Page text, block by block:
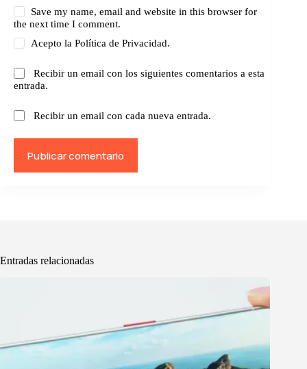
Save my name, email and website in this browser for
the next time I comment.
Acepto laPolítica de Privacidad.
Recibir un email con los siguientes comentarios a esta
entrada.
Recibir un email con cada nueva entrada.
Publicar comentario
Entradas relacionadas